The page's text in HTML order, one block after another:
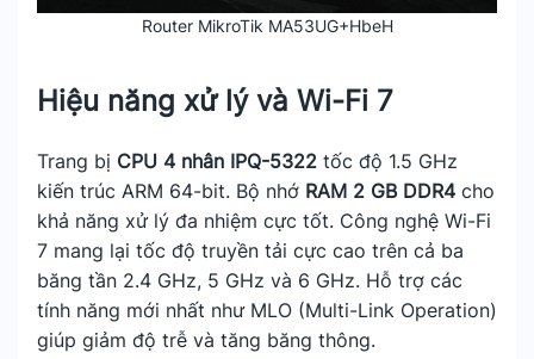
Router MikroTik MA53UG+HbeH
Hiệu năng xử lý và Wi-Fi 7
Trang bị CPU 4 nhân IPQ-5322 tốc độ 1.5 GHz
kiến trúc ARM 64-bit. Bộ nhớ RAM 2 GB DDR4 cho
khả năng xử lý đa nhiệm cực tốt. Công nghệ Wi-Fi
7 mang lại tốc độ truyền tải cực cao trên cả ba
băng tần 2.4 GHz, 5 GHz và 6 GHz. Hỗ trợ các
tính năng mới nhất như MLO (Multi-Link Operation)
giúp giảm độ trễ và tăng băng thông.